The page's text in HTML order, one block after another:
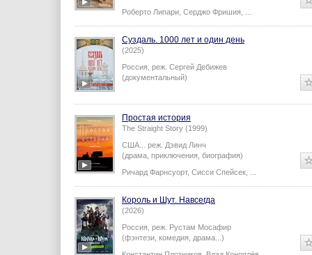
Роберто Липари Серджо Фришия
Суздаль. 1000 лет и один день
(2025)
Россия, реж. Сергей Дебижев
(документальный)
Простая история
The Straight Story (1999)
США... реж. Дэвид Линч
(драма, приключения, биография)
Ричард Фарнсуорт, Сисси Спейсек
Король и Шут. Навсегда
(2026)
Россия, реж. Рустам Мосафир
(фэнтези, комедия, драма...)